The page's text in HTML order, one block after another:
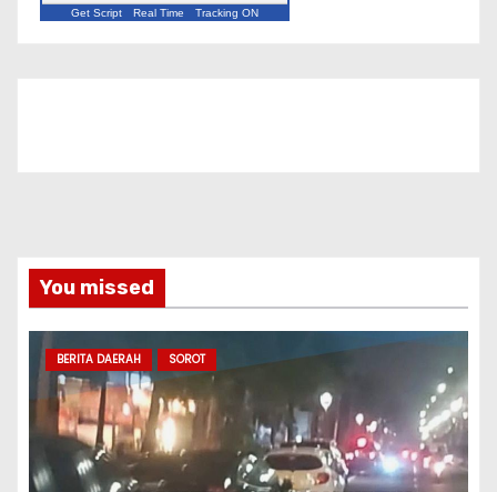
Get Script Real Time Tracking ON
You missed
BERITA DAERAH SOROT